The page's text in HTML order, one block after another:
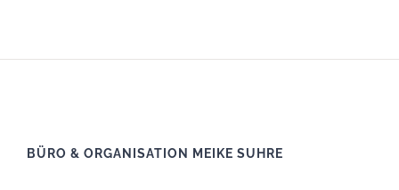
BÜRO & ORGANISATION MEIKE SUHRE